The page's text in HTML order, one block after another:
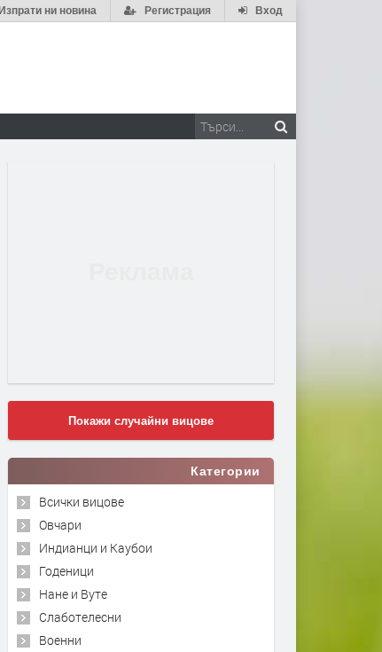
Вход
Регистрация
Изпрати ни новина
Покажи случайни вицове
Категории
Всички вицове
Овчари
Индианци и Каубои
Годеници
Нане и Вуте
Слаботелесни
Военни